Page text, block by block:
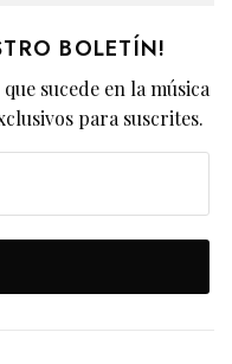
BOLETÍN!
sucede en la música
para suscrites.